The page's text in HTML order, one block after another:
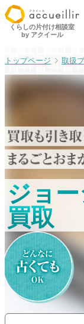
内
容
キ
ッ
くらしの片付け相談室
by アクイール
取扱
ジョ
買取